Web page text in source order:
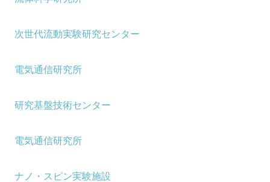
次世代流動実験研究センター
電気通信研究所
研究基盤技術センター
電気通信研究所
ナノ・スピン実験施設